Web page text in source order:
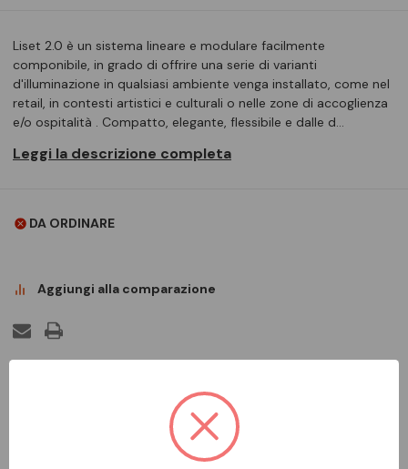
Liset 2.0 è un sistema lineare e modulare facilmente
componibile, in grado di offrire una serie di varianti
d'illuminazione in qualsiasi ambiente venga installato, come nel
retail, in contesti artistici e culturali o nelle zone di accoglienza
e/o ospitalità . Compatto, elegante, flessibile e dalle d…
Leggi la descrizione completa
DA ORDINARE
Aggiungi alla comparazione
DESCRIZIONE COMPLETA
Liset 2.0 è un sistema lineare e modulare facilmente